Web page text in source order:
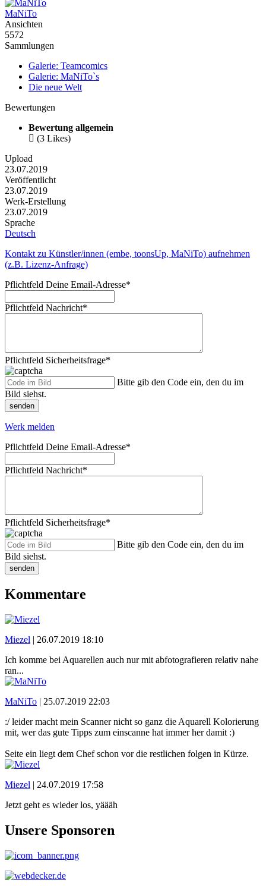
MaNiTo
Ansichten
5572
Sammlungen
Galerie: Teamcomics
Galerie: MaNiTo`s
Die neue Welt
Bewertungen
Bewertung allgemein
 (3 Likes)
Upload
23.07.2019
Veröffentlicht
23.07.2019
Werk-Erstellung
23.07.2019
Sprache
Deutsch
Kontakt zu Künstler/innen (embe, toonsUp, MaNiTo) aufnehmen
(z.B. Lizenz-Anfrage)
Pflichtfeld Deine Email-Adresse*
Pflichtfeld Nachricht*
Pflichtfeld Sicherheitsfrage*
Bitte gib den Code ein, den du im
Bild siehst.
senden
Werk melden
Pflichtfeld Deine Email-Adresse*
Pflichtfeld Nachricht*
Pflichtfeld Sicherheitsfrage*
Bitte gib den Code ein, den du im
Bild siehst.
senden
Kommentare
Miezel | 26.07.2019 18:10
Ich komme bei Aquarellen auch nur mit abfotografieren relativ nahe
ran...
MaNiTo | 25.07.2019 22:03
:/ leider macht mein Scanner nicht so ganz die Aquarell Kolorierung
mit, wer das gute Tipps zum einscanne hat immer her damit :)
Seite ein liegt dem Chef schon vor die restlichen folgen in Kürze.
Miezel | 24.07.2019 17:58
Jetzt geht es wieder los, yäääh
Unsere Sponsoren